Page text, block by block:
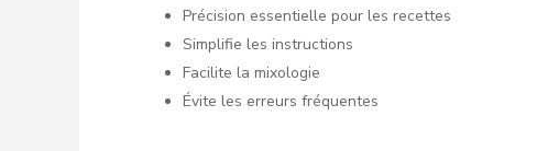
Précision essentielle pour les recettes
Simplifie les instructions
Facilite la mixologie
Évite les erreurs fréquentes